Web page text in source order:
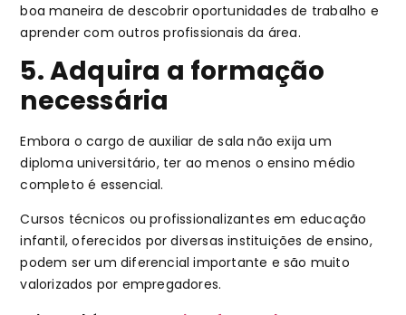
boa maneira de descobrir oportunidades de trabalho e
aprender com outros profissionais da área.
5. Adquira a formação
necessária
Embora o cargo de auxiliar de sala não exija um
diploma universitário, ter ao menos o ensino médio
completo é essencial.
Cursos técnicos ou profissionalizantes em educação
infantil, oferecidos por diversas instituições de ensino,
podem ser um diferencial importante e são muito
valorizados por empregadores.